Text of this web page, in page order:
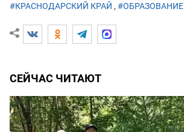
#КРАСНОДАРСКИЙ КРАЙ , #ОБРАЗОВАНИЕ
СЕЙЧАС ЧИТАЮТ